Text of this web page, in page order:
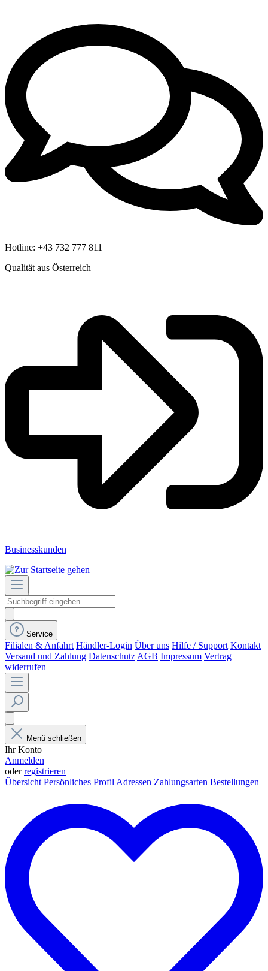
Hotline: +43 732 777 811
Qualität aus Österreich
Businesskunden
Service
Filialen & Anfahrt Händler-Login Über uns Hilfe / Support Kontakt
Versand und Zahlung Datenschutz AGB Impressum Vertrag
widerrufen
Menü schließen
Ihr Konto
Anmelden
oderregistrieren
Übersicht Persönliches Profil Adressen Zahlungsarten Bestellungen